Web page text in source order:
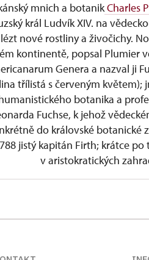
mnich a botanikCharles
král Ludvík XIV. na
nové rostliny a živočichy.
kontinentě, popsal Plumier
Genera a nazval ji
třílistá s červeným květem);
botanika a
Fuchse, k jehož
do královské botanické
jistý kapitán Firth; krátce
v aristokratických
odborníkem a